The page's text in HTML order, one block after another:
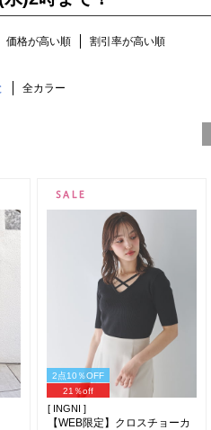
価格が高い順
割引率が高い順
全カラー
2点10％OFF
21％off
[ INGNI ]
【WEB限定】クロスチョーカ